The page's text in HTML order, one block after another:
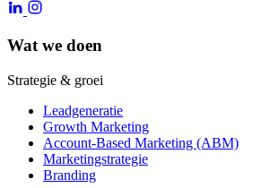
Wat we doen
Strategie & groei
Leadgeneratie
Growth Marketing
Account-Based Marketing (ABM)
Marketingstrategie
Branding